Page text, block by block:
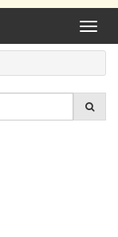
Toggle